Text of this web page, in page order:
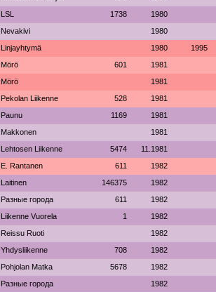
LSL 1738 1980
Nevakivi 1980
Linjayhtymä 1980 1995
Mörö 601 1981
Mörö 1981
Pekolan Liikenne 528 1981
Paunu 1169 1981
Makkonen 1981
Lehtosen Liikenne 5474 11.1981
E. Rantanen 611 1982
Laitinen 146375 1982
Разные города 611 1982
Liikenne Vuorela 1 1982
Reissu Ruoti 1982
Yhdysliikenne 708 1982
Pohjolan Matka 5678 1982
Разные города 1982